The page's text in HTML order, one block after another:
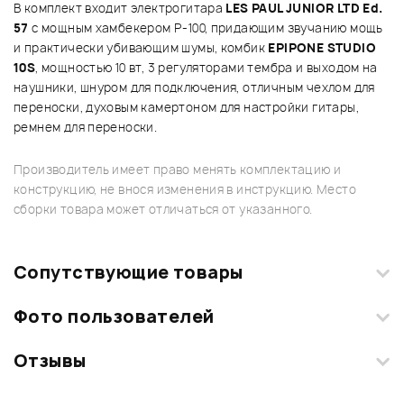
В комплект входит электрогитара LES PAUL JUNIOR LTD Ed.
57 с мощным хамбекером P-100, придающим звучанию мощь
и практически убивающим шумы, комбик EPIPONE STUDIO
10S, мощностью 10 вт, 3 регуляторами тембра и выходом на
наушники, шнуром для подключения, отличным чехлом для
переноски, духовым камертоном для настройки гитары,
ремнем для переноски.
Производитель имеет право менять комплектацию и
конструкцию, не внося изменения в инструкцию. Место
сборки товара может отличаться от указанного.
Сопутствующие товары
Фото пользователей
Загрузите свои фотографии купленного товара и получите
Отзывы